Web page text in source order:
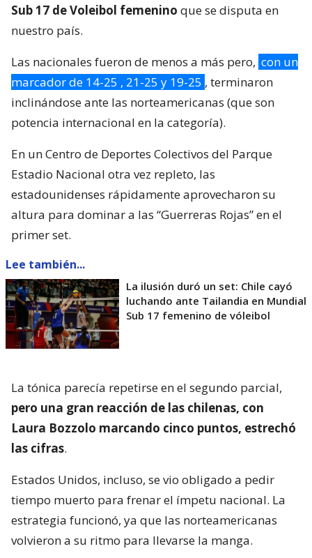
Sub 17 de Voleibol femenino que se disputa en
nuestro país.
Las nacionales fueron de menos a más pero, con un
marcador de 14-25 , 21-25 y 19-25 , terminaron
inclinándose ante las norteamericanas (que son
potencia internacional en la categoría).
En un Centro de Deportes Colectivos del Parque
Estadio Nacional otra vez repleto, las
estadounidenses rápidamente aprovecharon su
altura para dominar a las “Guerreras Rojas” en el
primer set.
Lee también...
La ilusión duró un set: Chile cayó
luchando ante Tailandia en Mundial
Sub 17 femenino de vóleibol
La tónica parecía repetirse en el segundo parcial,
pero una gran reacción de las chilenas, con
Laura Bozzolo marcando cinco puntos, estrechó
las cifras.
Estados Unidos, incluso, se vio obligado a pedir
tiempo muerto para frenar el ímpetu nacional. La
estrategia funcionó, ya que las norteamericanas
volvieron a su ritmo para llevarse la manga.